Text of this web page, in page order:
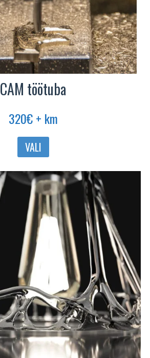
CAM töötuba
320€+ km
VALI
Sellel
mitu
varianti.
Valikuid
saab
teha
tootelehel.